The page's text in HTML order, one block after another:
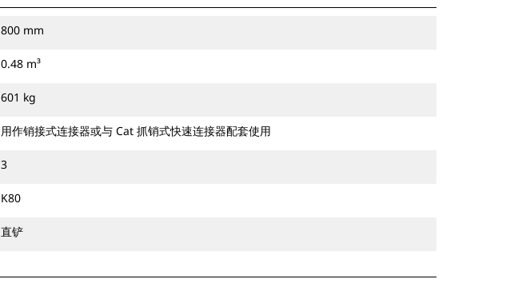
800 mm
0.48 m³
601 kg
用作销接式连接器或与 Cat 抓销式快速连接器配套使用
3
K80
直铲